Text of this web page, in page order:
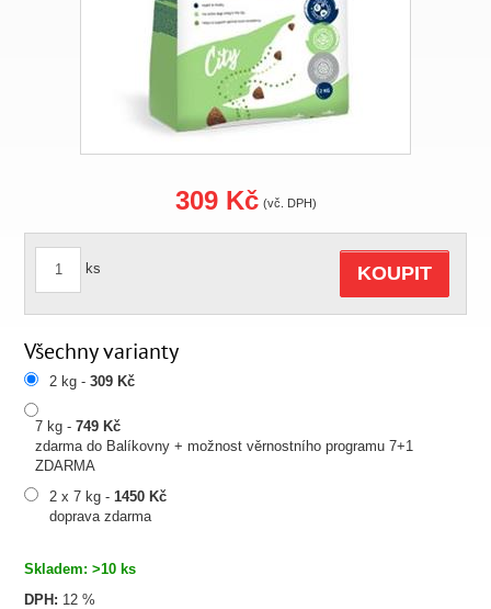
Skladem: >10 ks
DPH: 12 %
309 Kč (vč. DPH)
ks KOUPIT
Všechny varianty
2 kg -309 Kč
7 kg -749 Kč
zdarma do Balíkovny + možnost věrnostního programu 7+1
ZDARMA
2 x 7 kg -1450 Kč
doprava zdarma